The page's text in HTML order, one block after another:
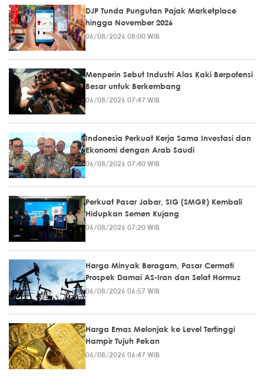
DJP Tunda Pungutan Pajak Marketplace
hingga November 2026
06/08/2026 08:00 WIB
Menperin Sebut Industri Alas Kaki Berpotensi
Besar untuk Berkembang
06/08/2026 07:47 WIB
Indonesia Perkuat Kerja Sama Investasi dan
Ekonomi dengan Arab Saudi
06/08/2026 07:40 WIB
Perkuat Pasar Jabar, SIG (SMGR) Kembali
Hidupkan Semen Kujang
06/08/2026 07:20 WIB
Harga Minyak Beragam, Pasar Cermati
Prospek Damai AS-Iran dan Selat Hormuz
06/08/2026 06:57 WIB
Harga Emas Melonjak ke Level Tertinggi
Hampir Tujuh Pekan
06/08/2026 06:47 WIB